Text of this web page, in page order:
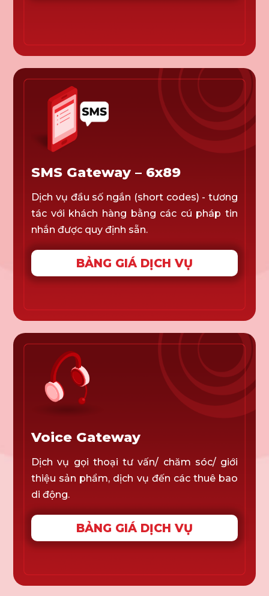
SMS Gateway – 6x89
Dịch vụ đầu số ngắn (short codes) - tương
tác với khách hàng bằng các cú pháp tin
nhắn được quy định sẵn.
BẢNG GIÁ DỊCH VỤ
Voice Gateway
Dịch vụ gọi thoại tư vấn/ chăm sóc/ giới
thiệu sản phẩm, dịch vụ đến các thuê bao
di động.
BẢNG GIÁ DỊCH VỤ